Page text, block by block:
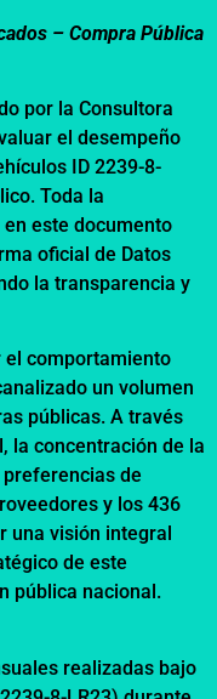
– Compra Pública
por la Consultora
el desempeño
ID 2239-8-
Toda la
este documento
oficial de Datos
la transparencia y
el comportamiento
un volumen
públicas. A través
la concentración de la
de
y los 436
una visión integral
de este
pública nacional.
realizadas bajo